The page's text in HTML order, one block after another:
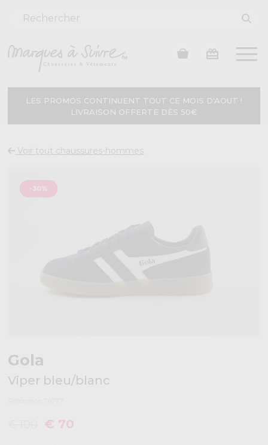
LES PROMOS CONTINUENT TOUT CE MOIS D'AOUT !
LIVRAISON OFFERTE DÈS 50€
Voir tout chaussures-hommes
-30%
Gola
Viper bleu/blanc
€ 70